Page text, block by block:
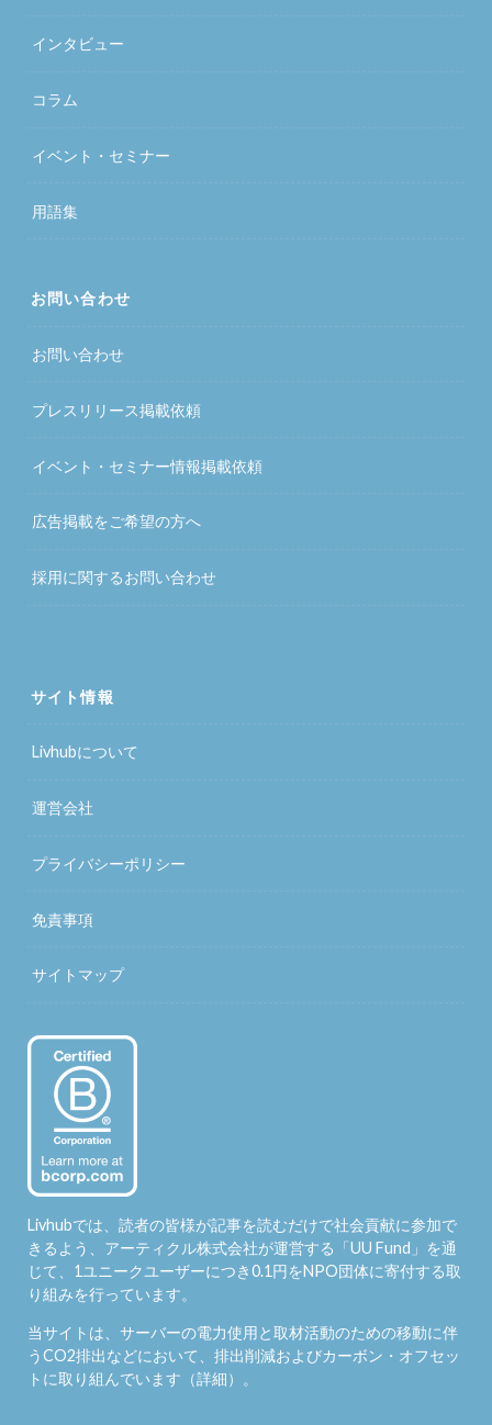
インタビュー
コラム
イベント・セミナー
用語集
お問い合わせ
お問い合わせ
プレスリリース掲載依頼
イベント・セミナー情報掲載依頼
広告掲載をご希望の方へ
採用に関するお問い合わせ
サイト情報
Livhubについて
運営会社
プライバシーポリシー
免責事項
サイトマップ
Livhubでは、読者の皆様が記事を読むだけで社会貢献に参加で
きるよう、アーティクル株式会社が運営する「UU Fund 」を通
じて、1ユニークユーザーにつき0.1円をNPO団体に寄付する取
り組みを行っています。
当サイトは、サーバーの電力使用と取材活動のための移動に伴
うCO2排出などにおいて、排出削減およびカーボン・オフセッ
トに取り組んでいます（詳細）。